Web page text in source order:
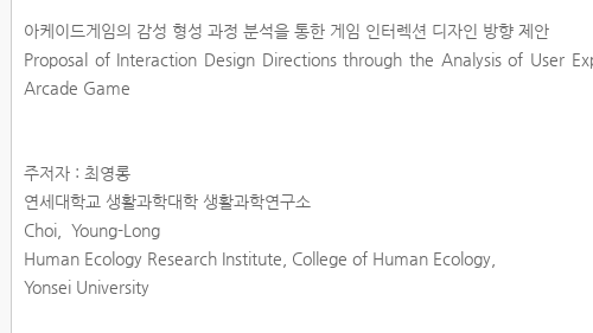
아케이드게임의 감성 형성 과정 분석을 통한 게임 인터렉션 디자인 방향 제안
Proposal of Interaction Design Directions through the Analysis of User
Arcade Game
주저자 : 최영롱
연세대학교 생활과학대학 생활과학연구소
Choi, Young-Long
Human Ecology Research Institute, College of Human Ecology,
Yonsei University